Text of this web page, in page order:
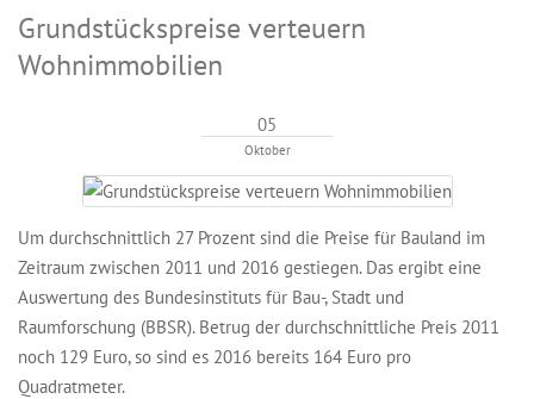
Grundstückspreise verteuern
Wohnimmobilien
05
Oktober
Um durchschnittlich 27 Prozent sind die Preise für Bauland im
Zeitraum zwischen 2011 und 2016 gestiegen. Das ergibt eine
Auswertung des Bundesinstituts für Bau-, Stadt und
Raumforschung (BBSR). Betrug der durchschnittliche Preis 2011
noch 129 Euro, so sind es 2016 bereits 164 Euro pro
Quadratmeter.